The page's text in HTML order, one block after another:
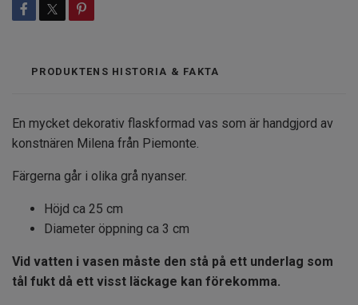
PRODUKTENS HISTORIA & FAKTA
En mycket dekorativ flaskformad vas som är handgjord av
konstnären Milena från Piemonte.
Färgerna går i olika grå nyanser.
Höjd ca 25 cm
Diameter öppning ca 3 cm
Vid vatten i vasen måste den stå på ett underlag som
tål fukt då ett visst läckage kan förekomma.